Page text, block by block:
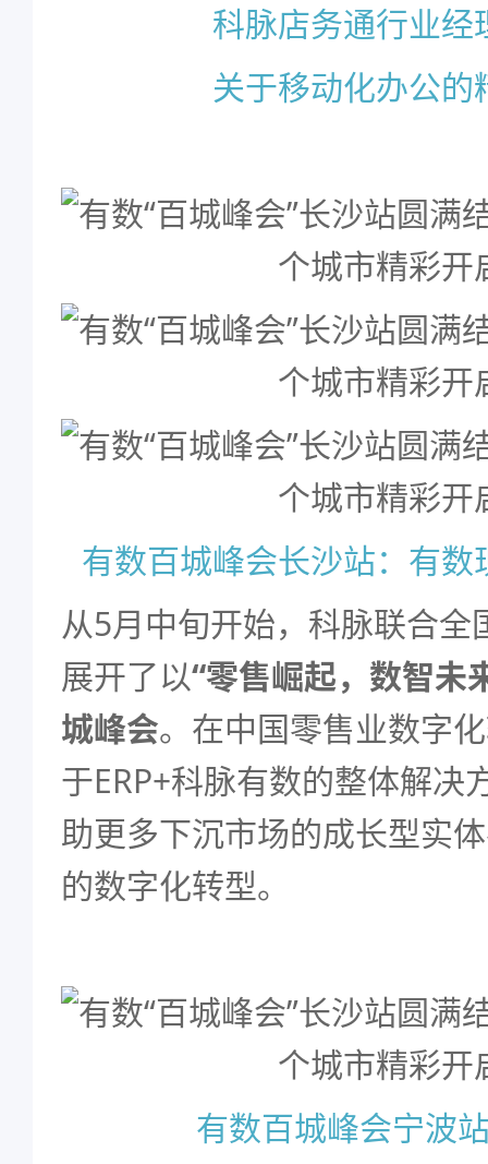
科脉店务通行业经
关于移动化办公的
有数百城峰会长沙站：有
从5月中旬开始，科脉联合全
展开了以“零售崛起，数智未
城峰会。在中国零售业数字
于ERP+科脉有数的整体解决
助更多下沉市场的成长型实
的数字化转型。
有数百城峰会宁波